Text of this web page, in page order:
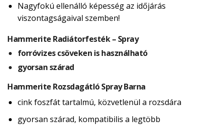
Nagyfokú ellenálló képesség az időjárás
viszontagságaival szemben!
Hammerite Radiátorfesték – Spray
forróvizes csöveken is használható
gyorsan szárad
Hammerite Rozsdagátló Spray Barna
cink foszfát tartalmú, közvetlenül a rozsdára
gyorsan szárad, kompatibilis a legtöbb